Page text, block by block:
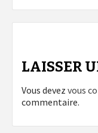
LAISSER
Vous devez vous
commentaire.